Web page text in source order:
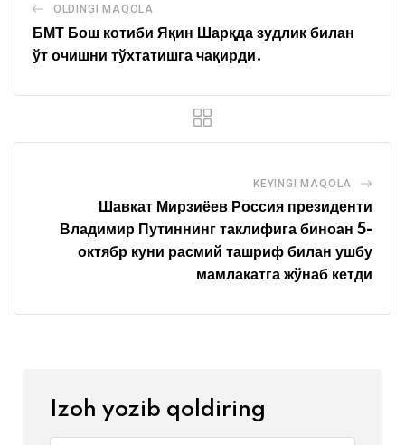
OLDINGI MAQOLA
БМТ Бош котиби Яқин Шарқда зудлик билан
ўт очишни тўхтатишга чақирди.
KEYINGI MAQOLA
Шавкат Мирзиёев Россия президенти
Владимир Путиннинг таклифига биноан 5-
октябр куни расмий ташриф билан ушбу
мамлакатга жўнаб кетди
Izoh yozib qoldiring